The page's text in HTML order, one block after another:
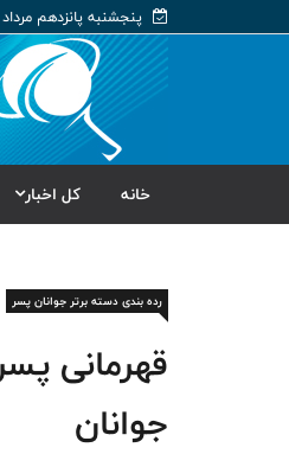
پنجشنبه پانزدهم
خانه کل اخبار
رده بندی دسته برتر جوانان پسر
قهرمانی
جوانان